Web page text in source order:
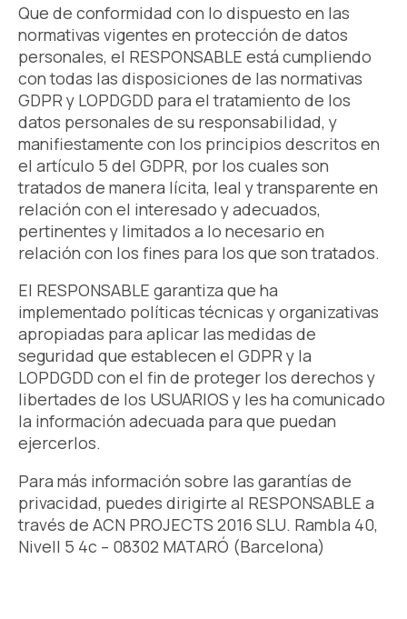
Que de conformidad con lo dispuesto en las
normativas vigentes en protección de datos
personales, el RESPONSABLE está cumpliendo
con todas las disposiciones de las normativas
GDPR y LOPDGDD para el tratamiento de los
datos personales de su responsabilidad, y
manifiestamente con los principios descritos en
el artículo 5 del GDPR, por los cuales son
tratados de manera lícita, leal y transparente en
relación con el interesado y adecuados,
pertinentes y limitados a lo necesario en
relación con los fines para los que son tratados.
El RESPONSABLE garantiza que ha
implementado políticas técnicas y organizativas
apropiadas para aplicar las medidas de
seguridad que establecen el GDPR y la
LOPDGDD con el fin de proteger los derechos y
libertades de los USUARIOS y les ha comunicado
la información adecuada para que puedan
ejercerlos.
Para más información sobre las garantías de
privacidad, puedes dirigirte al RESPONSABLE a
través de ACN PROJECTS 2016 SLU. Rambla 40,
Nivell 5 4c – 08302 MATARÓ (Barcelona)